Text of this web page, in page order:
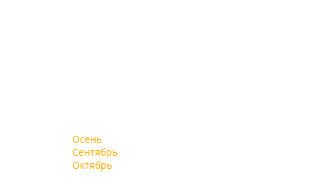
Осень
Сентябрь
Октябрь